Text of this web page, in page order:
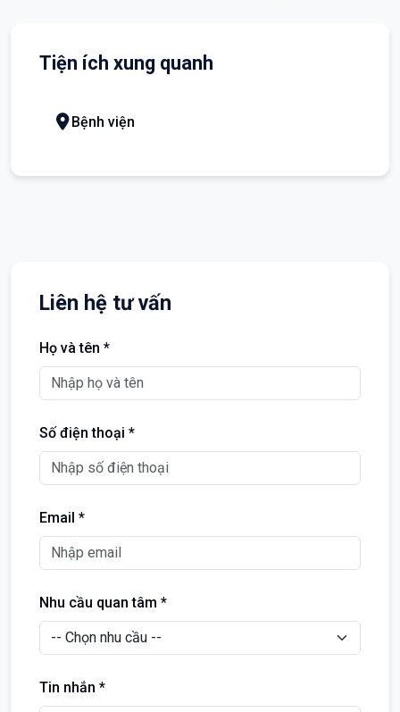
Tiện ích xung quanh
Bệnh viện
Liên hệ tư vấn
Họ và tên *
Số điện thoại *
Email *
Nhu cầu quan tâm *
Tin nhắn *